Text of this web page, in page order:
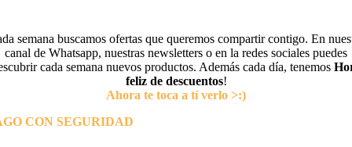
semana buscamos ofertas que queremos compartir contigo. En
canal de Whatsapp, nuestras newsletters o en la redes sociales puedes
cada semana nuevos productos. Además cada día, tenemos
feliz de descuentos!
Ahora te toca a tí verlo >:)
CON SEGURIDAD